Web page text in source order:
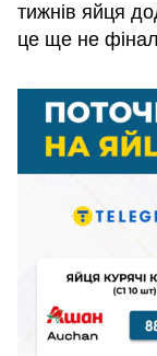
тижнів яйця
це ще не